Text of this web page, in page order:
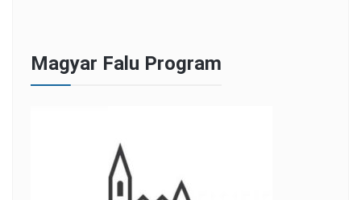
Magyar Falu Program